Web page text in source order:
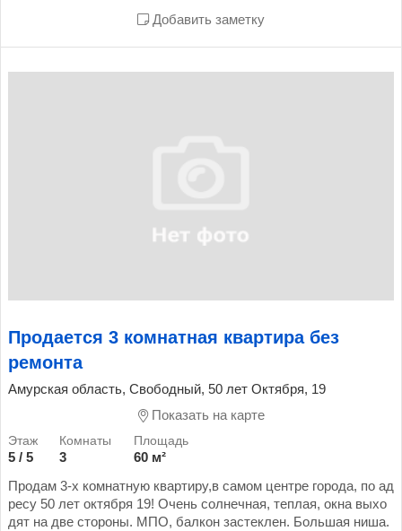
Добавить заметку
Продается 3 комнатная квартира без
ремонта
Амурская область, Свободный, 50 лет Октября, 19
Показать на карте
5 / 5 3
60 м²
Продам 3-х комнатную квартиру,в самом центре города, по ад
ресу 50 лет октября 19! Очень солнечная, теплая, окна выхо
дят на две стороны. МПО, балкон застеклен. Большая ниша.